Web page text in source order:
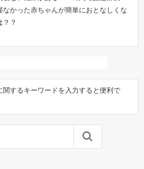
なかった赤ちゃんが簡単におとなしくな
？？
関するキーワードを入力すると便利で